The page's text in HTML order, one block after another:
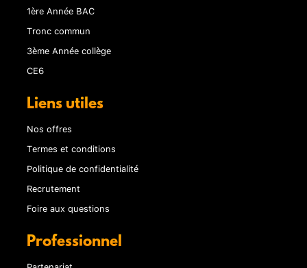
1ère Année BAC
Tronc commun
3ème Année collège
CE6
Liens utiles
Nos offres
Termes et conditions
Politique de confidentialité
Recrutement
Foire aux questions
Professionnel